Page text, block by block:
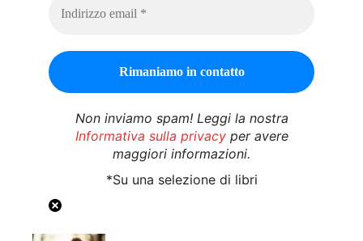
Non inviamo spam! Leggi la nostra
Informativa sulla privacyper avere
maggiori informazioni.
*Su una selezione di libri